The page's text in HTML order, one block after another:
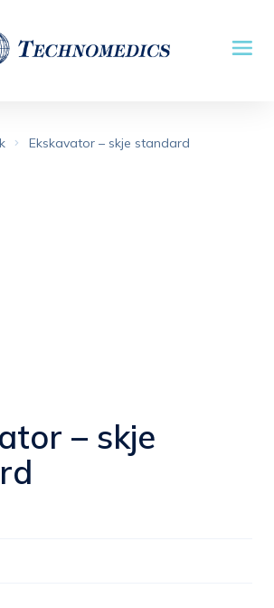
Ekskavator – skje standard
– skje